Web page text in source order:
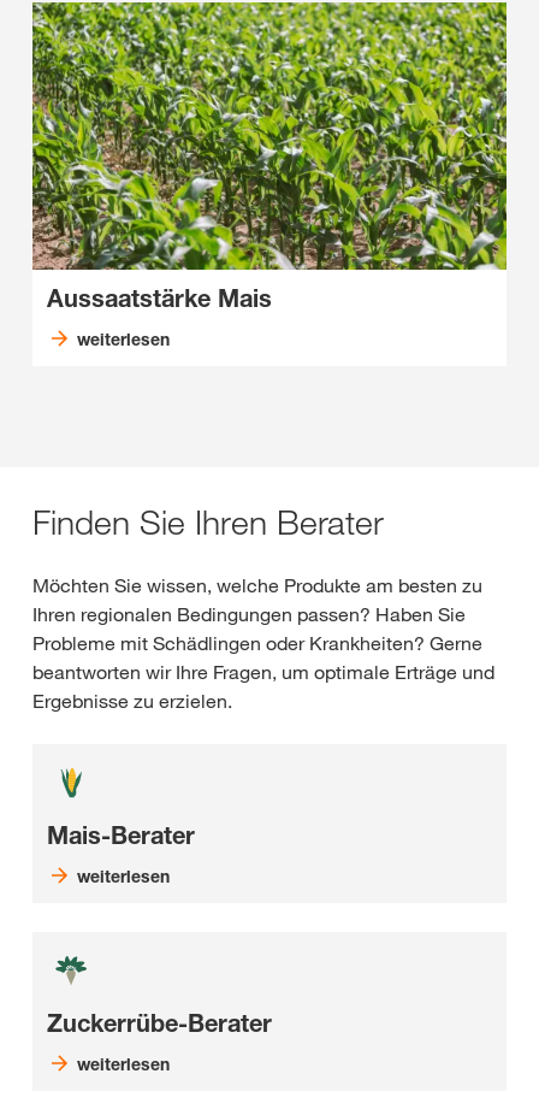
Aussaatstärke Mais
weiterlesen
Finden Sie Ihren Berater
Möchten Sie wissen, welche Produkte am besten zu
Ihren regionalen Bedingungen passen? Haben Sie
Probleme mit Schädlingen oder Krankheiten? Gerne
beantworten wir Ihre Fragen, um optimale Erträge und
Ergebnisse zu erzielen.
Mais-Berater
weiterlesen
Zuckerrübe-Berater
weiterlesen